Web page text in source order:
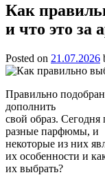
Как
и что это за
Posted on 21.07.2026
Правильно
дополнить
свой образ.
разные парфюмы, и
некоторые из них
их особенности и
их выбрать?